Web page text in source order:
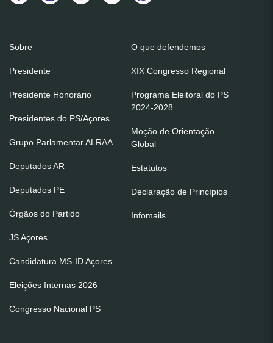
Sobre
Presidente
Presidente Honorário
Presidentes do PS/Açores
Grupo Parlamentar ALRAA
Deputados AR
Deputados PE
Órgãos do Partido
JS Açores
Candidatura MS-ID Açores
Eleições Internas 2026
Congresso Nacional PS
O que defendemos
XIX Congresso Regional
Programa Eleitoral do PS
2024-2028
Moção de Orientação
Global
Estatutos
Declaração de Princípios
Infomails